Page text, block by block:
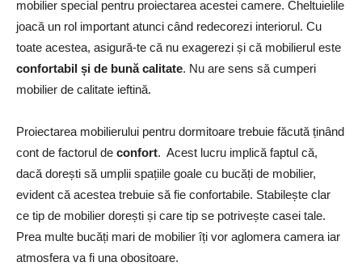
mobilier special pentru proiectarea acestei camere. Cheltuielile
joacă un rol important atunci când redecorezi interiorul. Cu
toate acestea, asigură-te că nu exagerezi și că mobilierul este
confortabil și de bună calitate. Nu are sens să cumperi
mobilier de calitate ieftină.
Proiectarea mobilierului pentru dormitoare trebuie făcută ținând
cont de factorul de confort. Acest lucru implică faptul că,
dacă dorești să umplii spațiile goale cu bucăți de mobilier,
evident că acestea trebuie să fie confortabile. Stabilește clar
ce tip de mobilier dorești și care tip se potrivește casei tale.
Prea multe bucăți mari de mobilier îți vor aglomera camera iar
atmosfera va fi una obositoare.